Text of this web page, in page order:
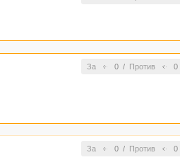
За 0/ Против 0
За 0/ Против 0